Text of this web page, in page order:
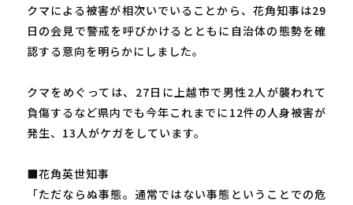
クマによる被害が相次いでいることから、花角知事は29
日の会見で警戒を呼びかけるとともに自治体の態勢を確
認する意向を明らかにしました。
クマをめぐっては、27日に上越市で男性2人が襲われて
負傷するなど県内でも今年これまでに12件の人身被害が
発生、13人がケガをしています。
■花角英世知事
「ただならぬ事態。通常ではない事態ということでの危